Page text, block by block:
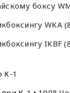
боксу
WKA
IKBF
К-1